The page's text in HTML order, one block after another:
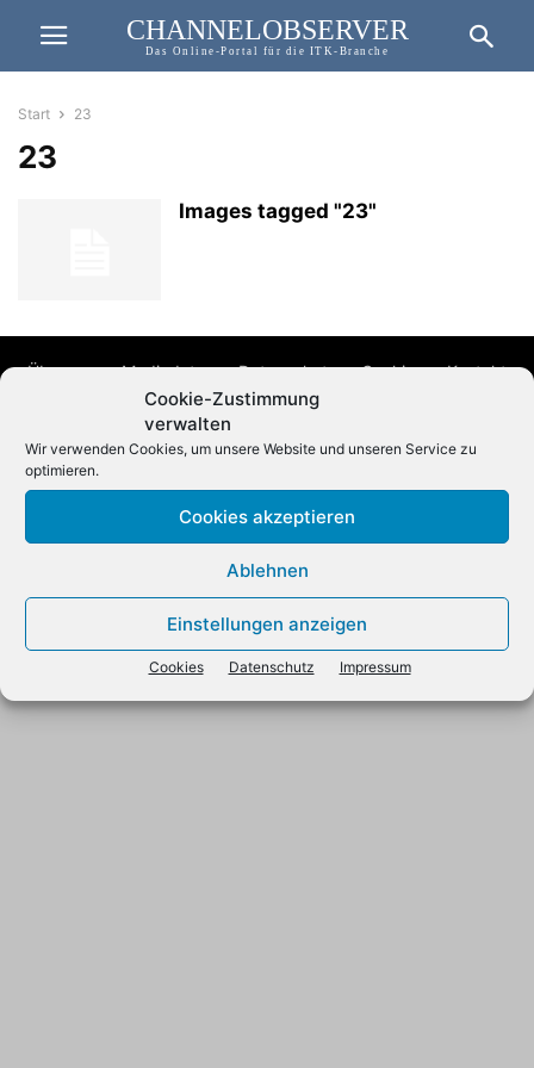
Cookie-Zustimmung
verwalten
Wir verwenden Cookies, um unsere Website und unseren Service zu
optimieren.
Cookies akzeptieren
Ablehnen
Einstellungen anzeigen
Cookies Datenschutz Impressum
CHANNELOBSERVER
Das Online-Portal für die ITK-Branche
Start 23
23
Images tagged "23"
Über uns Mediadaten Datenschutz Cookies Kontakt
© 2012 - 2025 REUTER BUSINESS PUBLISHING GmbH